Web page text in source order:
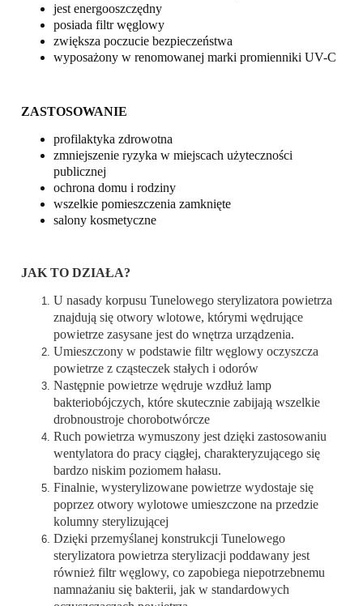
jest energooszczędny
posiada filtr węglowy
zwiększa poczucie bezpieczeństwa
wyposażony w renomowanej marki promienniki UV-C
ZASTOSOWANIE
profilaktyka zdrowotna
zmniejszenie ryzyka w miejscach użyteczności
publicznej
ochrona domu i rodziny
wszelkie pomieszczenia zamknięte
salony kosmetyczne
JAK TO DZIAŁA?
U nasady korpusu Tunelowego sterylizatora powietrza
znajdują się otwory wlotowe, którymi wędrujące
powietrze zasysane jest do wnętrza urządzenia.
Umieszczony w podstawie filtr węglowy oczyszcza
powietrze z cząsteczek stałych i odorów
Następnie powietrze wędruje wzdłuż lamp
bakteriobójczych, które skutecznie zabijają wszelkie
drobnoustroje chorobotwórcze
Ruch powietrza wymuszony jest dzięki zastosowaniu
wentylatora do pracy ciągłej, charakteryzującego się
bardzo niskim poziomem hałasu.
Finalnie, wysterylizowane powietrze wydostaje się
poprzez otwory wylotowe umieszczone na przedzie
kolumny sterylizującej
Dzięki przemyślanej konstrukcji Tunelowego
sterylizatora powietrza sterylizacji poddawany jest
również filtr węglowy, co zapobiega niepotrzebnemu
namnażaniu się bakterii, jak w standardowych